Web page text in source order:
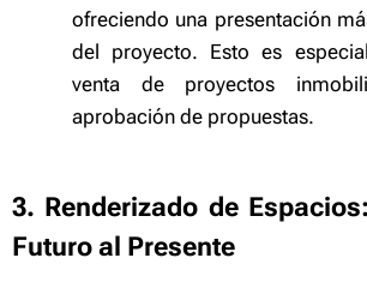
ofreciendo una presentación
del proyecto. Esto es
venta de proyectos
aprobación de propuestas.
3. Renderizado de
Futuro al Presente